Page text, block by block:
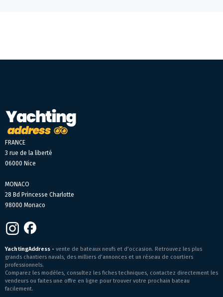
FRANCE
3 rue de la liberté
06000 Nice
MONACO
28 Bd Princesse Charlotte
98000 Monaco
YachtingAddress - vente de bateaux neufs et d’occasion. Retrouvez les plus
grands chantiers navals, des milliers d’annonces et un réseau de courtiers
professionnels.
Comparez les modèles, consultez les fiches techniques, contactez directement les
vendeurs ou faites une offre en ligne pour trouver votre prochain bateau
facilement.